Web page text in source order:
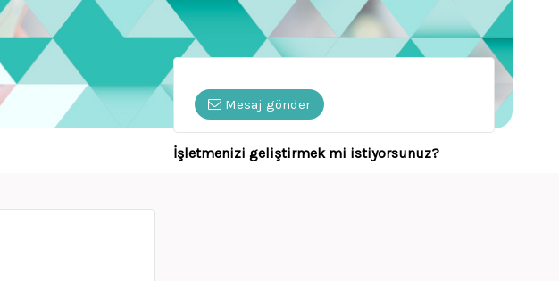
Mesaj gönder
İşletmenizi geliştirmek mi istiyorsunuz?